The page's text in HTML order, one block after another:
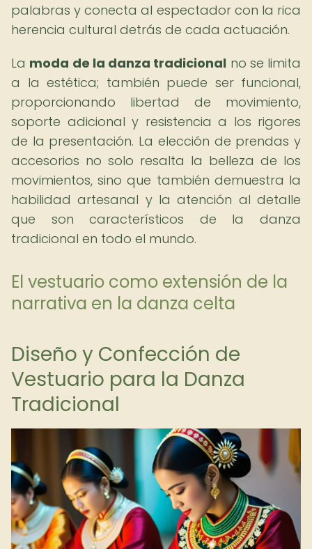
palabras y conecta al espectador con la rica
herencia cultural detrás de cada actuación.
La moda de la danza tradicional no se limita
a la estética; también puede ser funcional,
proporcionando libertad de movimiento,
soporte adicional y resistencia a los rigores
de la presentación. La elección de prendas y
accesorios no solo resalta la belleza de los
movimientos, sino que también demuestra la
habilidad artesanal y la atención al detalle
que son característicos de la danza
tradicional en todo el mundo.
El vestuario como extensión de la
narrativa en la danza celta
Diseño y Confección de
Vestuario para la Danza
Tradicional